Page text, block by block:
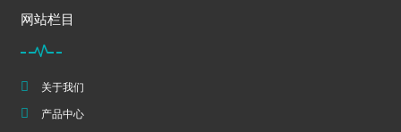
网站栏目
关于我们
产品中心